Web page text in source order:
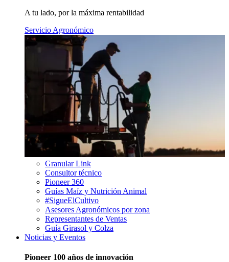
A tu lado, por la máxima rentabilidad
Servicio Agronómico
Granular Link
Consultor técnico
Pioneer 360
Guías Maíz y Nutrición Animal
#SigueElCultivo
Asesores Agronómicos por zona
Representantes de Ventas
Guía Girasol y Colza
Noticias y Eventos
Pioneer 100 años de innovación